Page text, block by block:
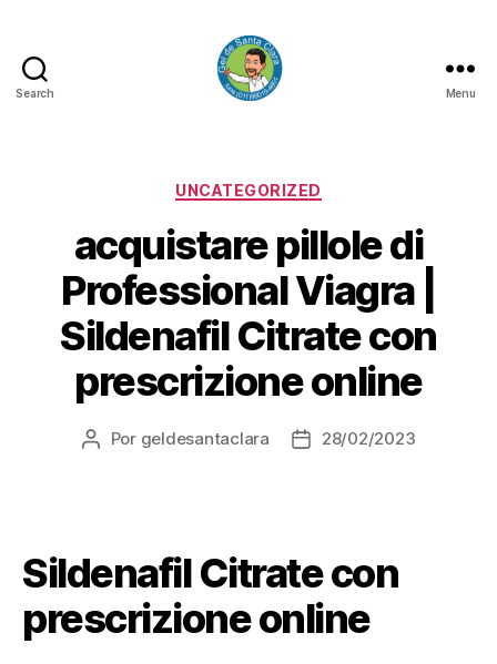
Search
CLARA
Menu
Categorias
UNCATEGORIZED
acquistare pillole di
Professional Viagra |
Sildenafil Citrate con
prescrizione online
Autor
Por geldesantaclara
Data28/02/2023
Sildenafil Citrate con
prescrizione online